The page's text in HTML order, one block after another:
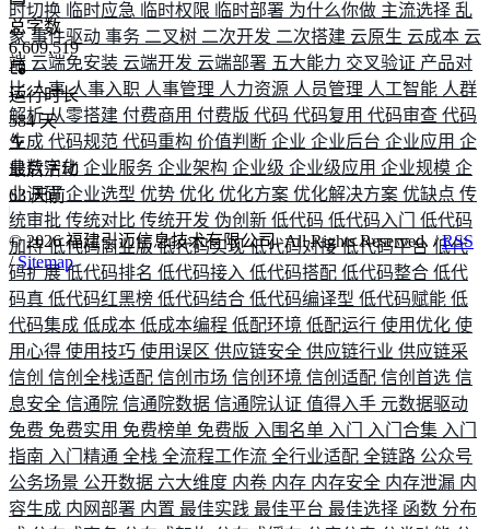
时切换 临时应急 临时权限 临时部署 为什么你做 主流选择 乱
象 事件驱动 事务 二叉树 二次开发 二次搭建 云原生 云成本 云
端 云端免安装 云端开发 云端部署 五大能力 交叉验证 产品对
比人事人事入职 人事管理 人力资源 人员管理 人工智能 人群
解析从零搭建 付费商用 付费版 代码 代码复用 代码审查 代码
生成 代码规范 代码重构 价值判断 企业 企业后台 企业应用 企
业数字化 企业服务 企业架构 企业级 企业级应用 企业规模 企
业调研企业选型 优势 优化 优化方案 优化解决方案 优缺点 传
统审批 传统对比 传统开发 伪创新 低代码 低代码入门 低代码
加持低代码商业版低代码实现低代码对接低代码平台 低代
码扩展低代码排名 低代码接入 低代码搭配 低代码整合 低代
码真 低代码红黑榜 低代码结合 低代码编译型 低代码赋能 低
代码集成 低成本 低成本编程 低配环境 低配运行 使用优化 使
用心得 使用技巧 使用误区 供应链安全 供应链行业 供应链采
信创 信创全栈适配 信创市场 信创环境 信创适配 信创首选 信
息安全 信通院 信通院数据 信通院认证 值得入手 元数据驱动
免费 免费实用 免费榜单 免费版 入围名单 入门 入门合集 入门
指南 入门精通 全栈 全流程工作流 全行业适配 全链路 公众号
公务场景 公开数据 六大维度 内卷 内存 内存安全 内存泄漏 内
容生成 内网部署 内置 最佳实践 最佳平台 最佳选择 函数 分布
总字数
6,609,519
运行时长
584 天
最后活动
63 天前
©2026福建引迈信息技术有限公司. All Rights Reserved. /RSS
/Sitemap